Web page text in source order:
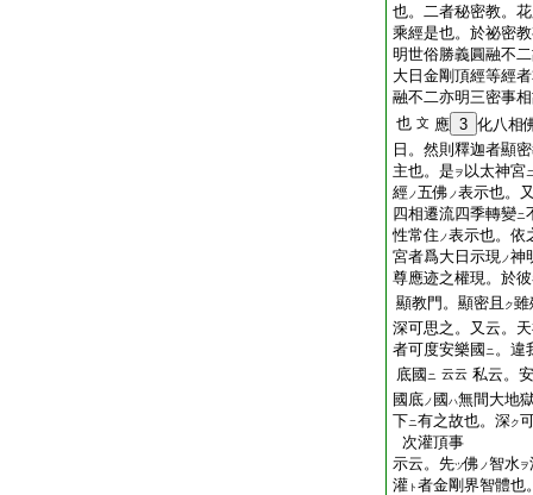
也。二者秘密教。
乘經是也。於祕密
明世俗勝義圓融不
大日金剛頂經等經
融不二亦明三密事
也 文 應 3 化八相
日。然則釋迦者顯
主也。是 ヲ 以太神宮
經ノ五佛 ノ表示也。
四相遷流四季轉變ニ
性常住 ノ表示也。依
宮者爲大日示現ノ神
尊應迹之權現。於
顯教門。顯密且 ク雖
深可思之。又云。
者可度安樂國 ニ。違
底國 ニ 云云 私云。
國底ノ 國 ハ無間大地
下ニ有之故也。深ク
次灌頂事
示云。先ツ佛 ノ智水ヲ
灌 ト 者金剛界智體也